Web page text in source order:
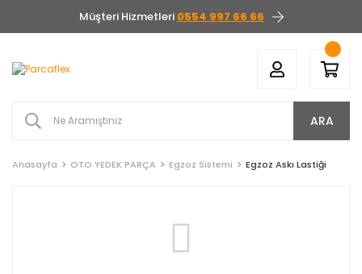
Müşteri Hizmetleri 0554 997 66 66
ARA
Anasayfa OTO YEDEK PARÇA Egzoz Sistemi Egzoz Askı Lastiği